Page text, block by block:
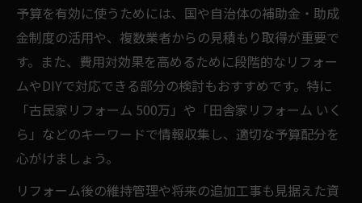
予算を有効に使うためには、国や自治体の補助金・助成
金制度の活用や、複数業者からの見積もり取得が重要で
す。また、費用対効果を高めるために段階的なリフォー
ムやDIYで対応できる部分の検討もおすすめです。特に
「古民家リフォーム 500万」や「田舎家リフォーム いく
ら」などのキーワードで情報収集し、適切な予算配分を
心がけましょう。
リフォーム後の維持管理や将来の追加工事も見据えた資